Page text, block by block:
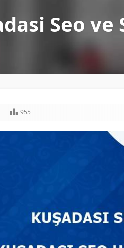
Seo ve
955